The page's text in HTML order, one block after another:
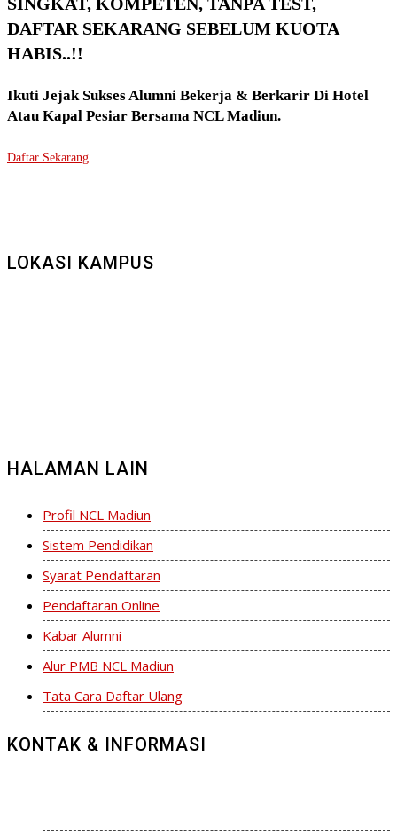
DAFTAR SEKARANG SEBELUM KUOTA
HABIS..!!
Ikuti Jejak Sukses Alumni Bekerja & Berkarir Di Hotel
Atau Kapal Pesiar Bersama NCL Madiun.
Daftar Sekarang
LOKASI KAMPUS
HALAMAN LAIN
Profil NCL Madiun
Sistem Pendidikan
Syarat Pendaftaran
Pendaftaran Online
Kabar Alumni
Alur PMB NCL Madiun
Tata Cara Daftar Ulang
KONTAK & INFORMASI